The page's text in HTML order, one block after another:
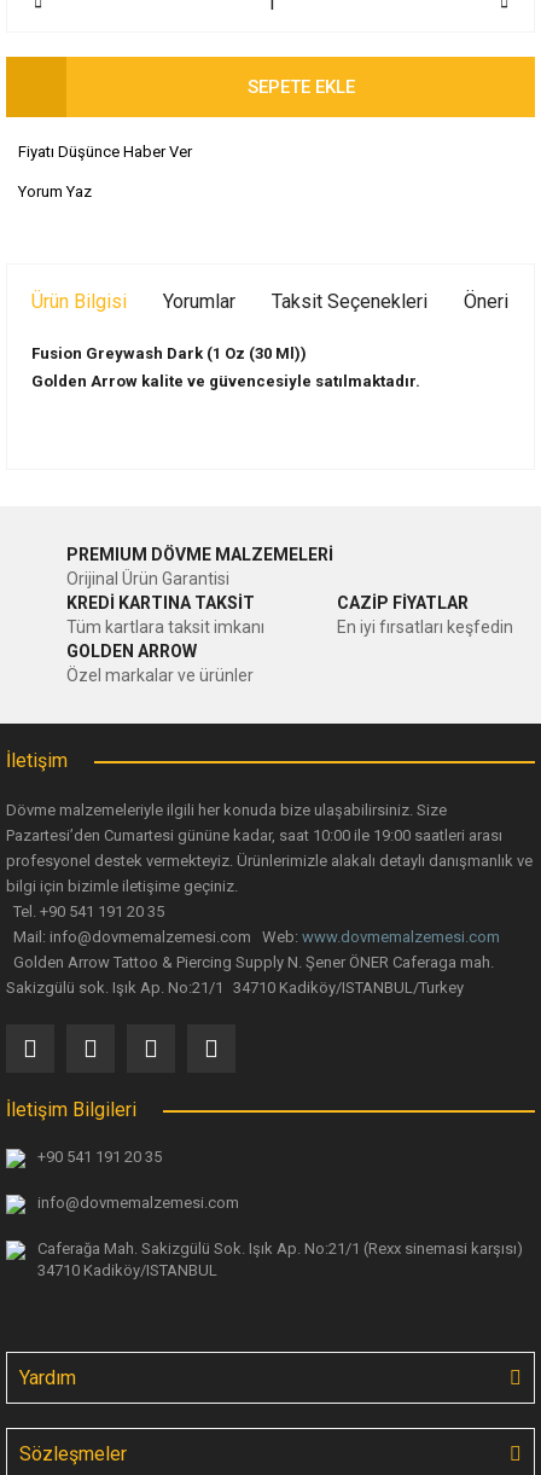
SEPETE EKLE
Fiyatı Düşünce Haber Ver
Yorum Yaz
Ürün Bilgisi Yorumlar Taksit Seçenekleri
Fusion Greywash Dark (1 Oz (30 Ml))
Golden Arrow kalite ve güvencesiyle satılmaktadır.
Görüş ve önerileriniz için teşekkür ederiz.
Ürün resmi kalitesiz, bozuk veya görüntülenemiyor.
Ürün açıklamasında eksik bilgiler bulunuyor.
Gönder
PREMIUM DÖVME MALZEMELERİ
Orijinal Ürün Garantisi
KREDİ KARTINA TAKSİT
Tüm kartlara taksit imkanı
CAZİP FİYATLAR
En iyi fırsatları keşfedin
GOLDEN ARROW
Özel markalar ve ürünler
İletişim
Dövme malzemeleriyle ilgili her konuda bize ulaşabilirsiniz. Size
Pazartesi’den Cumartesi gününe kadar, saat 10:00 ile 19:00 saatleri arası
profesyonel destek vermekteyiz. Ürünlerimizle alakalı detaylı danışmanlık ve
bilgi için bizimle iletişime geçiniz.
Tel. +90 541 191 20 35
Mail: info@dovmemalzemesi.com Web: www.dovmemalzemesi.com
Golden Arrow Tattoo & Piercing Supply N. Şener ÖNER Caferaga mah.
Sakizgülü sok. Işık Ap. No:21/1 34710 Kadiköy/ISTANBUL/Turkey
İletişim Bilgileri
+90 541 191 20 35
info@dovmemalzemesi.com
Caferağa Mah. Sakizgülü Sok. Işık Ap. No:21/1 (Rexx sinemasi karşısı)
34710 Kadiköy/ISTANBUL
Yardım
Sözleşmeler